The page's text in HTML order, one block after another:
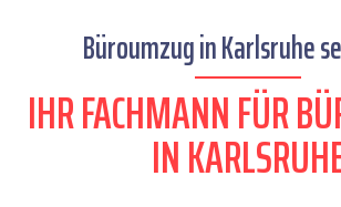
Büroumzug in Karlsruhe
IHR FACHMANN FÜR
IN